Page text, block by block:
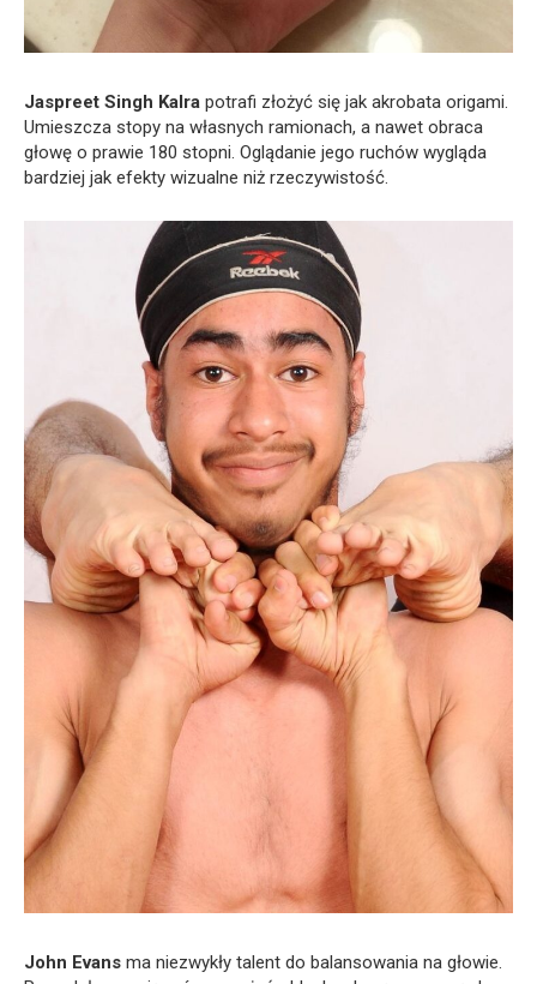
Jaspreet Singh Kalra potrafi złożyć się jak akrobata origami.
Umieszcza stopy na własnych ramionach, a nawet obraca
głowę o prawie 180 stopni. Oglądanie jego ruchów wygląda
bardziej jak efekty wizualne niż rzeczywistość.
John Evans ma niezwykły talent do balansowania na głowie.